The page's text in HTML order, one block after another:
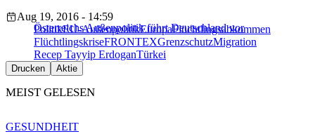
Österreichs Außenpolitik führt Deutschland vor
Aug 19, 2016 - 14:59
PolitikEU-AußenpolitikEuropaFlüchtlingsabkommen
FlüchtlingskriseFRONTEXGrenzschutzMigration
Recep Tayyip ErdoganTürkei
Drucken Aktie
MEIST GELESEN
GESUNDHEIT